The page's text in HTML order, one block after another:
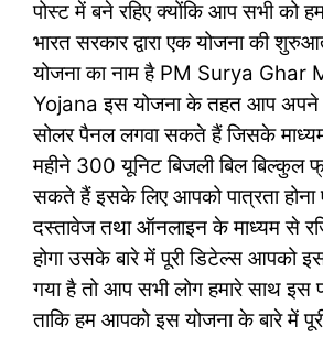
पोस्ट में बने रहिए क्योंकि आप सभी को
भारत सरकार द्वारा एक योजना की
योजना का नाम है PM Surya Ghar
Yojana इस योजना के तहत आप अपने
सोलर पैनल लगवा सकते हैं जिसके
महीने 300 यूनिट बिजली बिल बिल्कुल
सकते हैं इसके लिए आपको पात्रता होना
दस्तावेज तथा ऑनलाइन के माध्यम से
होगा उसके बारे में पूरी डिटेल्स आपको
गया है तो आप सभी लोग हमारे साथ इस
ताकि हम आपको इस योजना के बारे में